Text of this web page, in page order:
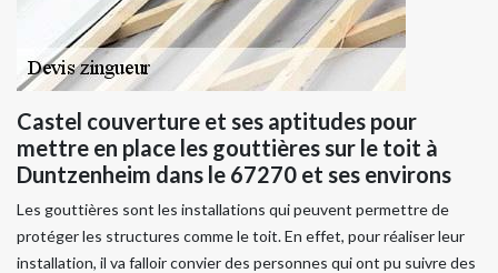
Castel couverture et ses aptitudes pour
mettre en place les gouttières sur le toit à
Duntzenheim dans le 67270 et ses environs
Les gouttières sont les installations qui peuvent permettre de
protéger les structures comme le toit. En effet, pour réaliser leur
installation, il va falloir convier des personnes qui ont pu suivre des